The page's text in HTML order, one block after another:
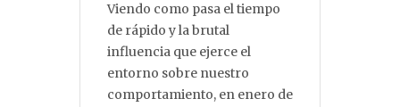
Viendo como pasa el tiempo
de rápido y la brutal
influencia que ejerce el
entorno sobre nuestro
comportamiento, en enero de